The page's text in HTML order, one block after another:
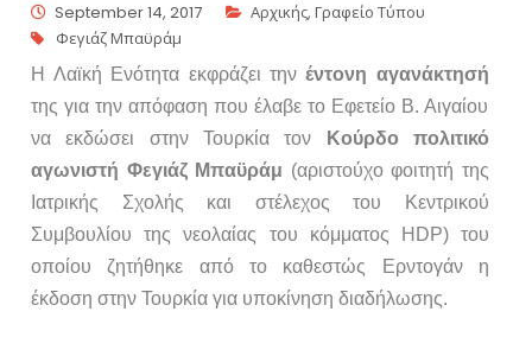
September 14, 2017 Αρχικής,Γραφείο Τύπου
Φεγιάζ Μπαϋράμ
Η Λαϊκή Ενότητα εκφράζει τηνέντονη αγανάκτησή
της για την απόφαση που έλαβε το Εφετείο Β. Αιγαίου
να εκδώσει στην Τουρκία τον
Κούρδο
πολιτικό
αγωνιστή Φεγιάζ Μπαϋράμ (αριστούχο φοιτητή της
Ιατρικής Σχολής και στέλεχος του Κεντρικού
Συμβουλίου της νεολαίας του κόμματος HDP) του
οποίου ζητήθηκε από το καθεστώς Ερντογάν η
έκδοση στην Τουρκία για υποκίνηση διαδήλωσης.